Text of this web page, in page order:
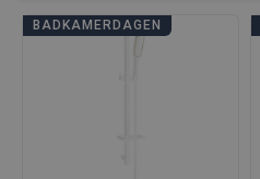
BADKAMERDAGEN